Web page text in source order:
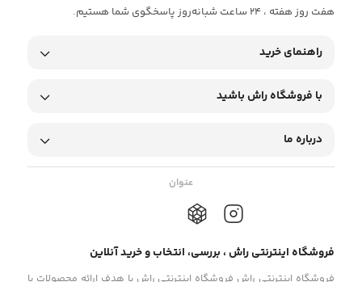
هفت روز هفته ، 24 ساعت شبانه‌روز پاسخگوی شما هستیم.
راهنمای خرید
با فروشگاه راش باشید
درباره ما
عنوان
فروشگاه اینترنتی راش ، بررسی، انتخاب و خرید آنلاین
فروشگاه اینترنتی راش فروشگاه اینترنتی راش با هدف ارائه محصولات با